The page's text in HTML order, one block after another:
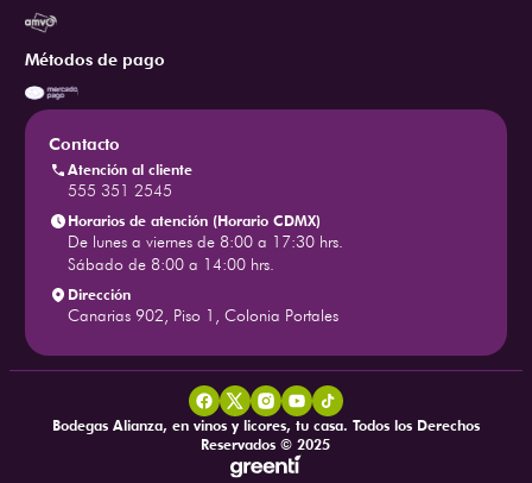
Métodos de pago
Contacto
Atención al cliente
555 351 2545
Horarios de atención (Horario CDMX)
De lunes a viernes de 8:00 a 17:30 hrs.
Sábado de 8:00 a 14:00 hrs.
Dirección
Canarias 902, Piso 1, Colonia Portales
Bodegas Alianza, en vinos y licores, tu casa. Todos los Derechos
Reservados © 2025